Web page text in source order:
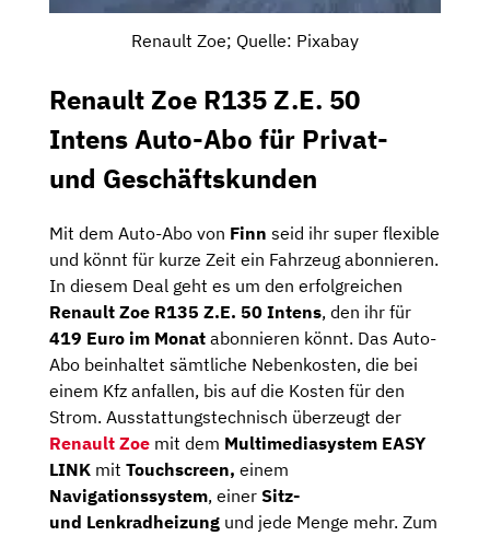
Renault Zoe; Quelle: Pixabay
Renault Zoe R135 Z.E. 50
Intens Auto-Abo für Privat-
und Geschäftskunden
Mit dem Auto-Abo von Finn seid ihr super flexible
und könnt für kurze Zeit ein Fahrzeug abonnieren.
In diesem Deal geht es um den erfolgreichen
Renault Zoe R135 Z.E. 50 Intens, den ihr für
419 Euro im Monat abonnieren könnt. Das Auto-
Abo beinhaltet sämtliche Nebenkosten, die bei
einem Kfz anfallen, bis auf die Kosten für den
Strom. Ausstattungstechnisch überzeugt der
Renault Zoe mit dem Multimediasystem EASY
LINK mit Touchscreen, einem
Navigationssystem, einer Sitz-
und Lenkradheizung und jede Menge mehr. Zum